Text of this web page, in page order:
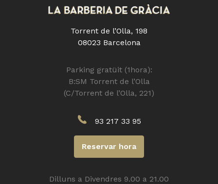
Torrent de l’Olla, 198
08023 Barcelona
Parking gratüit (1hora):
B:SM Torrent de l’Olla
(C/Torrent de l’Olla, 221)
93 217 33 95
Reservar hora
Dilluns a Divendres 9.00 a 21.00